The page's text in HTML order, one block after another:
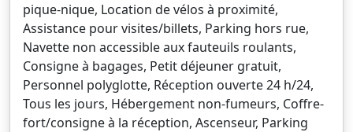
pique-nique, Location de vélos à proximité,
Assistance pour visites/billets, Parking hors rue,
Navette non accessible aux fauteuils roulants,
Consigne à bagages, Petit déjeuner gratuit,
Personnel polyglotte, Réception ouverte 24 h/24,
Tous les jours, Hébergement non-fumeurs, Coffre-
fort/consigne à la réception, Ascenseur, Parking